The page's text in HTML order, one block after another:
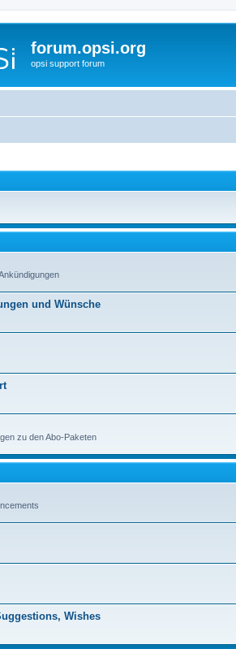
forum.opsi.org
opsi support forum
und Wünsche
zu den Abo-Paketen
Wishes